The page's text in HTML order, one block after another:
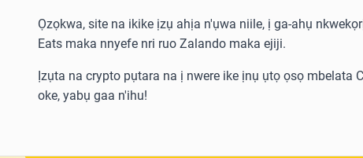
Ọzọkwa, site na ikike ịzụ ahịa n'ụwa niile, ị ga-ahụ
Eats maka nnyefe nri ruo Zalando maka ejiji.
Ịzụta na crypto pụtara na ị nwere ike ịnụ ụtọ ọsọ mbelata
oke, yabụ gaa n'ihu!